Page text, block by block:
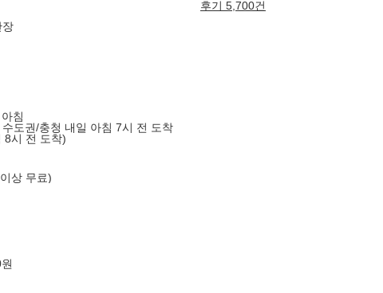
후기 5,700건
장
침
도권/충청 내일 아침 7시 전 도착
8시 전 도착)
상 무료)